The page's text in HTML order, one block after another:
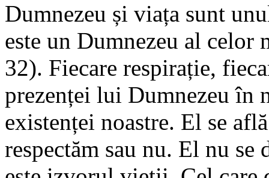
Dumnezeu și viața sunt
este un Dumnezeu al
32). Fiecare respirație,
prezenței lui Dumnezeu în
existenței noastre. El se
respectăm sau nu. El nu